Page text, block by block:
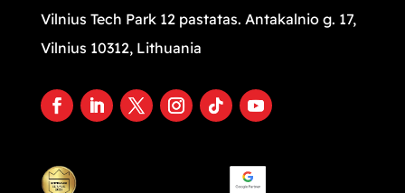
Vilnius Tech Park 12 pastatas. Antakalnio g. 17,
Vilnius 10312, Lithuania